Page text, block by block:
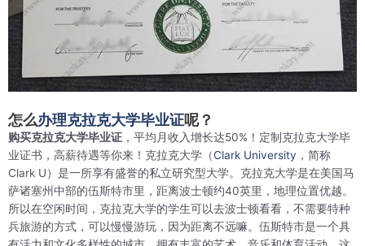
怎么办理克拉克大学毕业证呢？
购买克拉克大学毕业证 ，平均月收入增长达50%！定制克拉克大学毕
业证书，高薪待遇等你来！克拉克大学（Clark University ，简称
Clark U）是一所享有盛誉的私立研究型大学。克拉克大学是在美国马
萨诸塞州中部的伍斯特市里，距离波士顿约40英里，地理位置优越。
所以在空闲时间，克拉克大学的学生可以去波士顿看看，不需要特种
兵旅游的方式，可以慢慢游玩，因为距离不远嘛。伍斯特市是一个具